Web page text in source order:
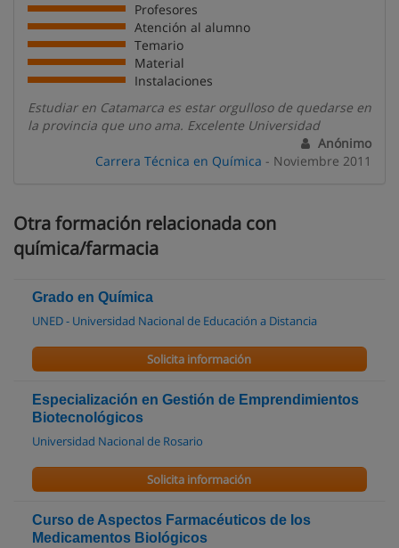
Profesores
Atención al alumno
Temario
Material
Instalaciones
Estudiar en Catamarca es estar orgulloso de quedarse en
la provincia que uno ama. Excelente Universidad
Anónimo
Carrera Técnica en Química - Noviembre 2011
Otra formación relacionada con
química/farmacia
Grado en Química
UNED - Universidad Nacional de Educación a Distancia
Solicita información
Especialización en Gestión de Emprendimientos
Biotecnológicos
Universidad Nacional de Rosario
Solicita información
Curso de Aspectos Farmacéuticos de los
Medicamentos Biológicos